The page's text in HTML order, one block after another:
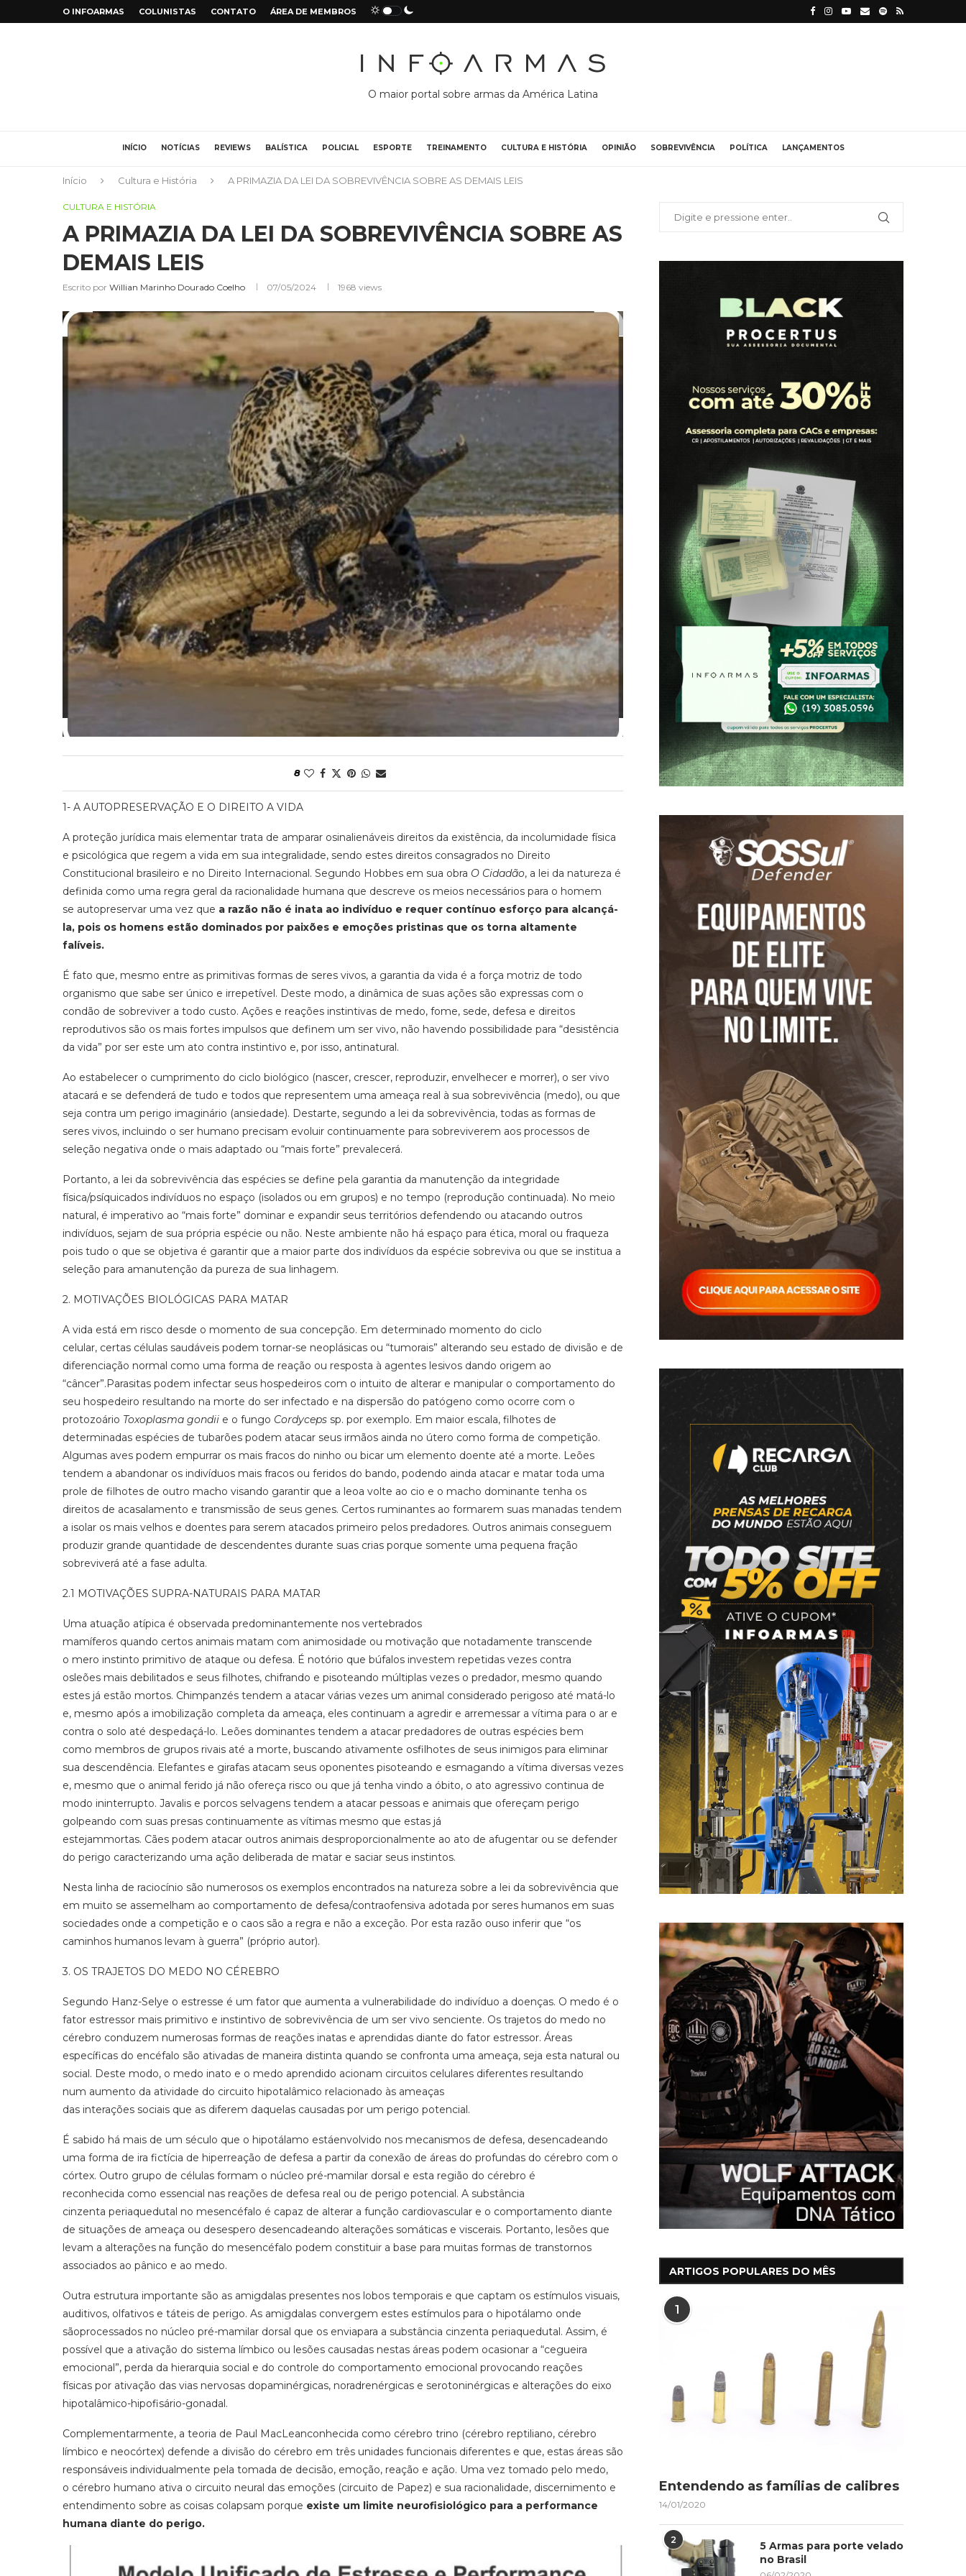
O INFOARMAS COLUNISTAS CONTATO ÁREA DE MEMBROS
O maior portal sobre armas da América Latina
INÍCIO NOTÍCIAS REVIEWS BALÍSTICA POLICIAL ESPORTE TREINAMENTO CULTURA E HISTÓRIA OPINIÃO SOBREVIVÊNCIA POLÍTICA LANÇAMENTOS
Início Cultura e História A PRIMAZIA DA LEI DA SOBREVIVÊNCIA SOBRE AS DEMAIS LEIS
CULTURA E HISTÓRIA
A PRIMAZIA DA LEI DA SOBREVIVÊNCIA SOBRE AS
DEMAIS LEIS
Escrito por Willian Marinho Dourado Coelho 07/05/2024 1968 views
8
1- A AUTOPRESERVAÇÃO E O DIREITO A VIDA
A proteção jurídica mais elementar trata de amparar osinalienáveis direitos da existência, da incolumidade física
e psicológica que regem a vida em sua integralidade, sendo estes direitos consagrados no Direito
Constitucional brasileiro e no Direito Internacional. Segundo Hobbes em sua obra O Cidadão, a lei da natureza é
definida como uma regra geral da racionalidade humana que descreve os meios necessários para o homem
se autopreservar uma vez que a razão não é inata ao indivíduo e requer contínuo esforço para alcançá-
la, pois os homens estão dominados por paixões e emoções pristinas que os torna altamente
falíveis.
É fato que, mesmo entre as primitivas formas de seres vivos, a garantia da vida é a força motriz de todo
organismo que sabe ser único e irrepetível. Deste modo, a dinâmica de suas ações são expressas com o
condão de sobreviver a todo custo. Ações e reações instintivas de medo, fome, sede, defesa e direitos
reprodutivos são os mais fortes impulsos que definem um ser vivo, não havendo possibilidade para “desistência
da vida” por ser este um ato contra instintivo e, por isso, antinatural.
Ao estabelecer o cumprimento do ciclo biológico (nascer, crescer, reproduzir, envelhecer e morrer), o ser vivo
atacará e se defenderá de tudo e todos que representem uma ameaça real à sua sobrevivência (medo), ou que
seja contra um perigo imaginário (ansiedade). Destarte, segundo a lei da sobrevivência, todas as formas de
seres vivos, incluindo o ser humano precisam evoluir continuamente para sobreviverem aos processos de
seleção negativa onde o mais adaptado ou “mais forte” prevalecerá.
Portanto, a lei da sobrevivência das espécies se define pela garantia da manutenção da integridade
física/psíquicados indivíduos no espaço (isolados ou em grupos) e no tempo (reprodução continuada). No meio
natural, é imperativo ao “mais forte” dominar e expandir seus territórios defendendo ou atacando outros
indivíduos, sejam de sua própria espécie ou não. Neste ambiente não há espaço para ética, moral ou fraqueza
pois tudo o que se objetiva é garantir que a maior parte dos indivíduos da espécie sobreviva ou que se institua a
seleção para amanutenção da pureza de sua linhagem.
2. MOTIVAÇÕES BIOLÓGICAS PARA MATAR
A vida está em risco desde o momento de sua concepção. Em determinado momento do ciclo
celular, certas células saudáveis podem tornar-se neoplásicas ou “tumorais” alterando seu estado de divisão e de
diferenciação normal como uma forma de reação ou resposta à agentes lesivos dando origem ao
“câncer”.Parasitas podem infectar seus hospedeiros com o intuito de alterar e manipular o comportamento do
seu hospedeiro resultando na morte do ser infectado e na dispersão do patógeno como ocorre com o
protozoário Toxoplasma gondii e o fungo Cordyceps sp. por exemplo. Em maior escala, filhotes de
determinadas espécies de tubarões podem atacar seus irmãos ainda no útero como forma de competição.
Algumas aves podem empurrar os mais fracos do ninho ou bicar um elemento doente até a morte. Leões
tendem a abandonar os indivíduos mais fracos ou feridos do bando, podendo ainda atacar e matar toda uma
prole de filhotes de outro macho visando garantir que a leoa volte ao cio e o macho dominante tenha os
direitos de acasalamento e transmissão de seus genes. Certos ruminantes ao formarem suas manadas tendem
a isolar os mais velhos e doentes para serem atacados primeiro pelos predadores. Outros animais conseguem
produzir grande quantidade de descendentes durante suas crias porque somente uma pequena fração
sobreviverá até a fase adulta.
2.1 MOTIVAÇÕES SUPRA-NATURAIS PARA MATAR
Uma atuação atípica é observada predominantemente nos vertebrados
mamíferos quando certos animais matam com animosidade ou motivação que notadamente transcende
o mero instinto primitivo de ataque ou defesa. É notório que búfalos investem repetidas vezes contra
osleões mais debilitados e seus filhotes, chifrando e pisoteando múltiplas vezes o predador, mesmo quando
estes já estão mortos. Chimpanzés tendem a atacar várias vezes um animal considerado perigoso até matá-lo
e, mesmo após a imobilização completa da ameaça, eles continuam a agredir e arremessar a vítima para o ar e
contra o solo até despedaçá-lo. Leões dominantes tendem a atacar predadores de outras espécies bem
como membros de grupos rivais até a morte, buscando ativamente osfilhotes de seus inimigos para eliminar
sua descendência. Elefantes e girafas atacam seus oponentes pisoteando e esmagando a vítima diversas vezes
e, mesmo que o animal ferido já não ofereça risco ou que já tenha vindo a óbito, o ato agressivo continua de
modo ininterrupto. Javalis e porcos selvagens tendem a atacar pessoas e animais que ofereçam perigo
golpeando com suas presas continuamente as vítimas mesmo que estas já
estejammortas. Cães podem atacar outros animais desproporcionalmente ao ato de afugentar ou se defender
do perigo caracterizando uma ação deliberada de matar e saciar seus instintos.
Nesta linha de raciocínio são numerosos os exemplos encontrados na natureza sobre a lei da sobrevivência que
em muito se assemelham ao comportamento de defesa/contraofensiva adotada por seres humanos em suas
sociedades onde a competição e o caos são a regra e não a exceção. Por esta razão ouso inferir que “os
caminhos humanos levam à guerra” (próprio autor).
3. OS TRAJETOS DO MEDO NO CÉREBRO
Segundo Hanz-Selye o estresse é um fator que aumenta a vulnerabilidade do indivíduo a doenças. O medo é o
fator estressor mais primitivo e instintivo de sobrevivência de um ser vivo senciente. Os trajetos do medo no
cérebro conduzem numerosas formas de reações inatas e aprendidas diante do fator estressor. Áreas
específicas do encéfalo são ativadas de maneira distinta quando se confronta uma ameaça, seja esta natural ou
social. Deste modo, o medo inato e o medo aprendido acionam circuitos celulares diferentes resultando
num aumento da atividade do circuito hipotalâmico relacionado às ameaças
das interações sociais que as diferem daquelas causadas por um perigo potencial.
É sabido há mais de um século que o hipotálamo estáenvolvido nos mecanismos de defesa, desencadeando
uma forma de ira fictícia de hiperreação de defesa a partir da conexão de áreas do profundas do cérebro com o
córtex. Outro grupo de células formam o núcleo pré-mamilar dorsal e esta região do cérebro é
reconhecida como essencial nas reações de defesa real ou de perigo potencial. A substância
cinzenta periaquedutal no mesencéfalo é capaz de alterar a função cardiovascular e o comportamento diante
de situações de ameaça ou desespero desencadeando alterações somáticas e viscerais. Portanto, lesões que
levam a alterações na função do mesencéfalo podem constituir a base para muitas formas de transtornos
associados ao pânico e ao medo.
Outra estrutura importante são as amigdalas presentes nos lobos temporais e que captam os estímulos visuais,
auditivos, olfativos e táteis de perigo. As amigdalas convergem estes estímulos para o hipotálamo onde
sãoprocessados no núcleo pré-mamilar dorsal que os enviapara a substância cinzenta periaquedutal. Assim, é
possível que a ativação do sistema límbico ou lesões causadas nestas áreas podem ocasionar a “cegueira
emocional”, perda da hierarquia social e do controle do comportamento emocional provocando reações
físicas por ativação das vias nervosas dopaminérgicas, noradrenérgicas e serotoninérgicas e alterações do eixo
hipotalâmico-hipofisário-gonadal.
Complementarmente, a teoria de Paul MacLeanconhecida como cérebro trino (cérebro reptiliano, cérebro
límbico e neocórtex) defende a divisão do cérebro em três unidades funcionais diferentes e que, estas áreas são
responsáveis individualmente pela tomada de decisão, emoção, reação e ação. Uma vez tomado pelo medo,
o cérebro humano ativa o circuito neural das emoções (circuito de Papez) e sua racionalidade, discernimento e
entendimento sobre as coisas colapsam porque existe um limite neurofisiológico para a performance
humana diante do perigo.
ARTIGOS POPULARES DO MÊS
1
Entendendo as famílias de calibres
14/01/2020
2
5 Armas para porte velado
no Brasil